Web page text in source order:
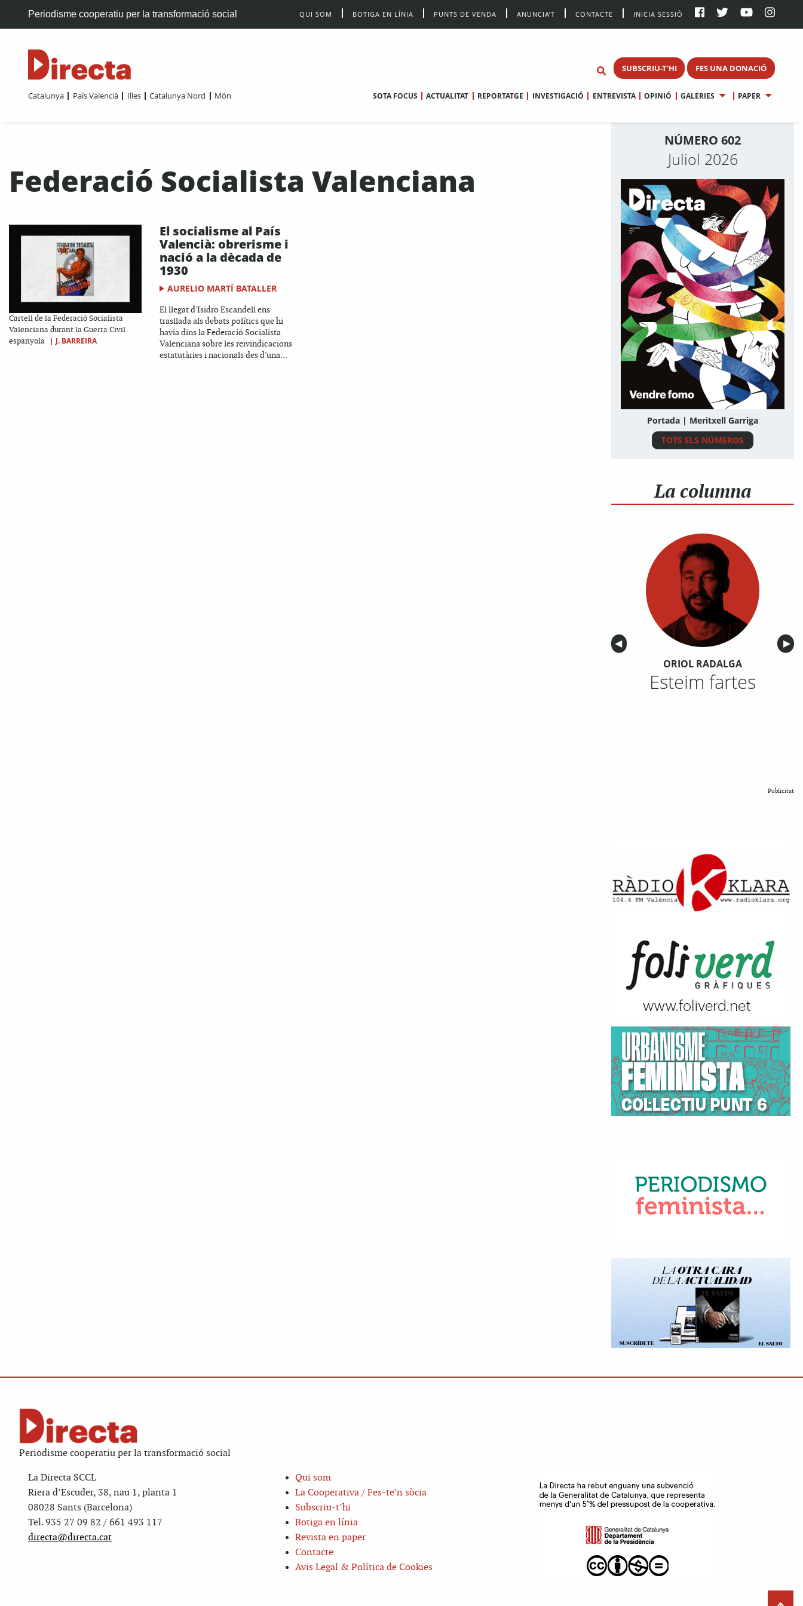
Periodisme cooperatiu per la transformació social QUI SOM BOTIGA EN LÍNIA PUNTS DE VENDA ANUNCIA’T CONTACTE INICIA SESSIÓ
SUBSCRIU-T'HI FES UNA DONACIÓ
Catalunya País Valencià Illes Catalunya Nord Món SOTA FOCUS ACTUALITAT REPORTATGE INVESTIGACIÓ ENTREVISTA OPINIÓ GALERIES PAPER
Federació Socialista Valenciana
Cartell de la Federació Socialista
Valenciana durant la Guerra Civil
espanyola
| J. BARREIRA
El socialisme al País
Valencià: obrerisme i
nació a la dècada de
1930
AURELIO MARTÍ BATALLER
El llegat d'Isidro Escandell ens
trasllada als debats polítics que hi
havia dins la Federació Socialista
Valenciana sobre les reivindicacions
estatutàries i nacionals des d'una...
NÚMERO 602
Juliol 2026
Portada | Meritxell Garriga
TOTS ELS NÚMEROS
La columna
Anterior
◀︎ ▶︎
ORIOL RADALGA
Esteim fartes
Publicitat
Periodisme cooperatiu per la transformació social
La Directa SCCL
Riera d’Escuder, 38, nau 1, planta 1
08028 Sants (Barcelona)
Tel. 935 27 09 82 / 661 493 117
directa@directa.cat
Qui som
La Cooperativa / Fes-te’n sòcia
Subscriu-t’hi
Botiga en línia
Revista en paper
Contacte
Avis Legal & Política de Cookies